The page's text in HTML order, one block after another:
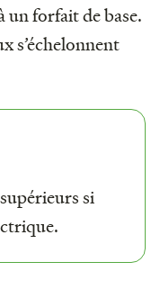
forfait de base.
s’échelonnent
si